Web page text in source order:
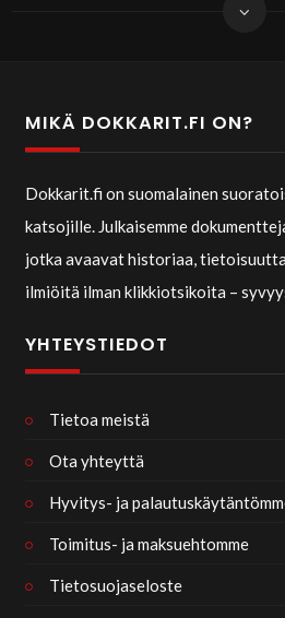
MIKÄ DOKKARIT.FI ON?
Dokkarit.fi on suomalainen
katsojille. Julkaisemme
jotka avaavat historiaa,
ilmiöitä ilman klikkiotsikoita –
YHTEYSTIEDOT
Tietoa meistä
Ota yhteyttä
Hyvitys- ja
Toimitus- ja maksuehtomme
Tietosuojaseloste